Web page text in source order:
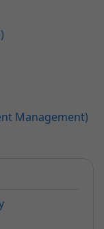
Management)